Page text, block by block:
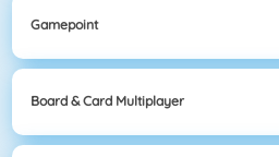
Gamepoint
Board & Card Multiplayer